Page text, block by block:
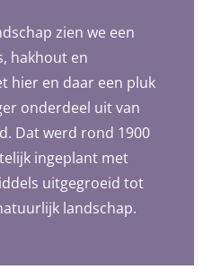
zien we een
hakhout en
hier en daar een pluk
onderdeel uit van
Dat werd rond 1900
ingeplant met
uitgegroeid tot
landschap.